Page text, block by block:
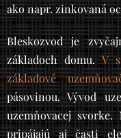
ako napr. zinkovaná
Bleskozvod je
základoch domu.V
základové
pásovinou. Vývod
uzemňovacej
pripájajú aj časti